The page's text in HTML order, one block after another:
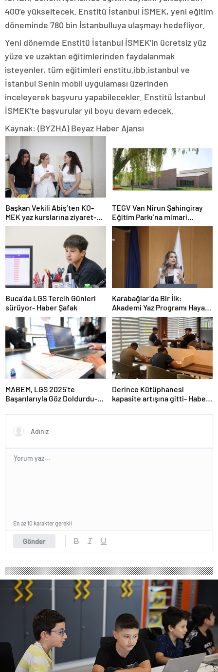
400’e yükseltecek. Enstitü İstanbul İSMEK, yeni eğitim
döneminde 780 bin İstanbulluya ulaşmayı hedefliyor.
Yeni dönemde Enstitü İstanbul İSMEK’in ücretsiz yüz
yüze ve uzaktan eğitimlerinden faydalanmak
isteyenler, tüm eğitimleri enstitu.ibb.istanbul ve
İstanbul Senin mobil uygulaması üzerinden
inceleyerek başvuru yapabilecekler. Enstitü İstanbul
İSMEK’te başvurular yıl boyu devam edecek.
Kaynak: (BYZHA) Beyaz Haber Ajansı
Başkan Vekili Abiş’ten KO-
MEK yaz kurslarına ziyaret-
Haber Şafak
TEGV Van Nirun Şahingiray
Eğitim Parkı’na mimari
tasarım ödülü- Haber Şafak
Buca’da LGS Tercih Günleri
sürüyor- Haber Şafak
Karabağlar’da Bir İlk:
Akademi Yaz Programı Hayata
Geçti- Haber Şafak
MABEM, LGS 2025’te
Başarılarıyla Göz Doldurdu-
Derince Kütüphanesi
kapasite artışına gitti- Haber
Gönder
En az 10 karakter gerekli